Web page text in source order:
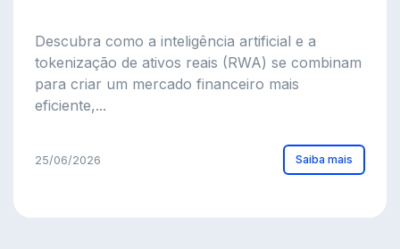
Descubra como a inteligência artificial e a
tokenização de ativos reais (RWA) se combinam
para criar um mercado financeiro mais
eficiente,...
25/06/2026 Saiba mais